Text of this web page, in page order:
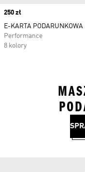
Price
250 zł
E-KARTA PODARUNKOWA
Performance
8 kolory